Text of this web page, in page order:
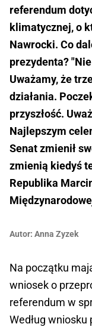
referendum
klimatycznej, o
Nawrocki. Co
prezydenta?
Uważamy, że
działania.
przyszłość.
Najlepszym
Senat zmienił
zmienią kiedyś
Republika
Autor: Anna Zyzek
Na początku
wniosek o
referendum w
Według wniosku